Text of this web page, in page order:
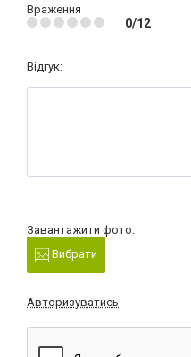
Враження
0/12
Відгук:
Завантажити фото:
Вибрати
Авторизуватись